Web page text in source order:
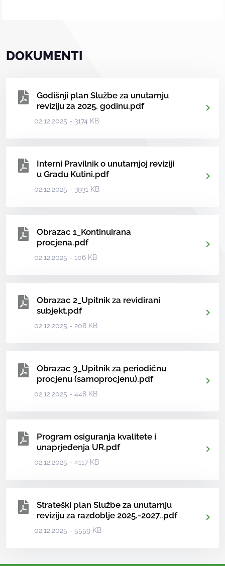
DOKUMENTI
Godišnji plan Službe za unutarnju
reviziju za 2025. godinu.pdf
02.12.2025 - 3174 KB
Interni Pravilnik o unutarnjoj reviziji
u Gradu Kutini.pdf
02.12.2025 - 3931 KB
Obrazac 1_Kontinuirana
procjena.pdf
02.12.2025 - 106 KB
Obrazac 2_Upitnik za revidirani
subjekt.pdf
02.12.2025 - 208 KB
Obrazac 3_Upitnik za periodičnu
procjenu (samoprocjenu).pdf
02.12.2025 - 448 KB
Program osiguranja kvalitete i
unaprjeđenja UR.pdf
02.12.2025 - 4117 KB
Strateški plan Službe za unutarnju
reviziju za razdoblje 2025.-2027..pdf
02.12.2025 - 5559 KB